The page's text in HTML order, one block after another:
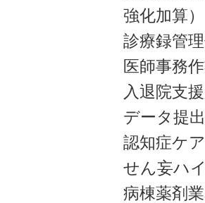
強化加算）
診療録管
医師事務
入退院支
データ提
認知症ケ
せん妄ハ
病棟薬剤